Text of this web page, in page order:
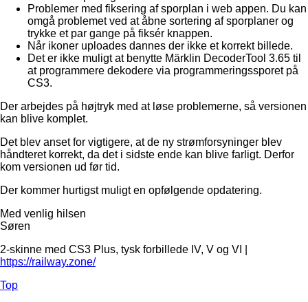
Problemer med fiksering af sporplan i web appen. Du kan
omgå problemet ved at åbne sortering af sporplaner og
trykke et par gange på fiksér knappen.
Når ikoner uploades dannes der ikke et korrekt billede.
Det er ikke muligt at benytte Märklin DecoderTool 3.65 til
at programmere dekodere via programmeringssporet på
CS3.
Der arbejdes på højtryk med at løse problemerne, så versionen
kan blive komplet.
Det blev anset for vigtigere, at de ny strømforsyninger blev
håndteret korrekt, da det i sidste ende kan blive farligt. Derfor
kom versionen ud før tid.
Der kommer hurtigst muligt en opfølgende opdatering.
Med venlig hilsen
Søren
2-skinne med CS3 Plus, tysk forbillede IV, V og VI |
https://railway.zone/
Top